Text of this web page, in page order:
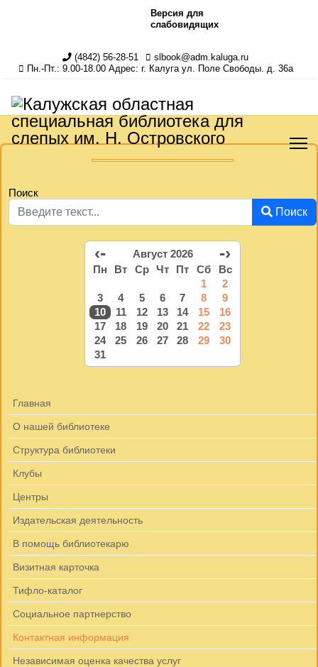
Версия для
слабовидящих
(4842) 56-28-51
slbook@adm.kaluga.ru
Пн.-Пт.: 9.00-18.00 Адрес: г. Калуга ул. Поле Свободы. д. 36а
Поиск
Поиск
‹- Август 2026 -›
Пн Вт Ср Чт Пт Сб
Вс
1
2
3
4 5 6 7 8
9
10
11 12 13 14 15
16
17
18 19 20 21 22
23
24
25 26 27 28 29
30
31
Главная
О нашей библиотеке
Структура библиотеки
Клубы
Центры
Издательская деятельность
В помощь библиотекарю
Визитная карточка
Тифло-каталог
Социальное партнерство
Контактная информация
Независимая оценка качества услуг